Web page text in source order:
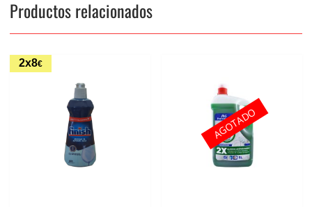
Productos relacionados
2x8€
AGOTADO